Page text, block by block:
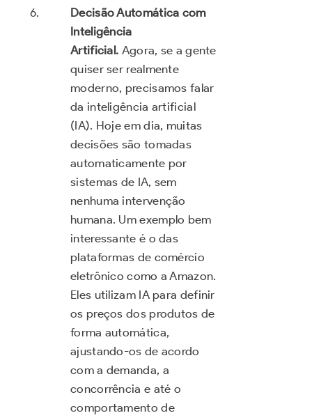
Decisão Automática com
Inteligência
Artificial. Agora, se a gente
quiser ser realmente
moderno, precisamos falar
da inteligência artificial
(IA). Hoje em dia, muitas
decisões são tomadas
automaticamente por
sistemas de IA, sem
nenhuma intervenção
humana. Um exemplo bem
interessante é o das
plataformas de comércio
eletrônico como a Amazon.
Eles utilizam IA para definir
os preços dos produtos de
forma automática,
ajustando-os de acordo
com a demanda, a
concorrência e até o
comportamento de